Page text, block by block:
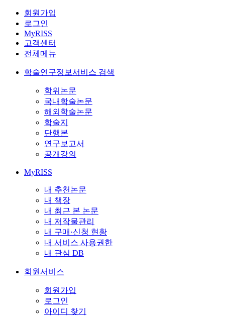
회원가입
로그인
MyRISS
고객센터
전체메뉴
학술연구정보서비스 검색
학위논문
국내학술논문
해외학술논문
학술지
단행본
연구보고서
공개강의
MyRISS
내 추천논문
내 책장
내 최근 본 논문
내 저작물관리
내 구매·신청 현황
내 서비스 사용권한
내 관심 DB
회원서비스
회원가입
로그인
아이디 찾기